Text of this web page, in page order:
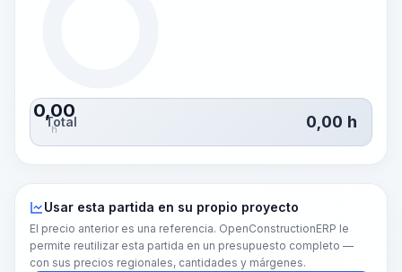
0,00
h
Total 0,00 h
Usar esta partida en su propio proyecto
El precio anterior es una referencia. OpenConstructionERP le
permite reutilizar esta partida en un presupuesto completo —
con sus precios regionales, cantidades y márgenes.